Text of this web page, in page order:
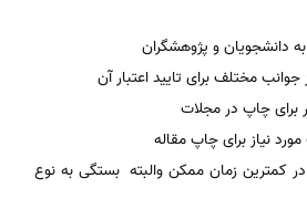
دانشجویان و پژوهشگران
مختلف برای تایید اعتبار آن
برای چاپ در مجلات
نیاز برای چاپ مقاله
کمترین زمان ممکن والبته بستگی به نوع